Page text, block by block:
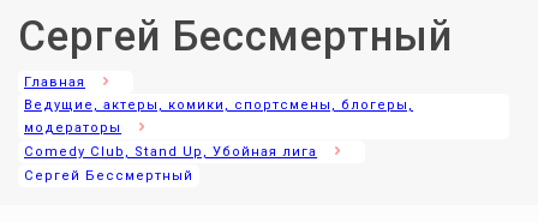
Сергей Бессмертный
Главная
Ведущие, актеры, комики, спортсмены, блогеры,
модераторы
Comedy Club, Stand Up, Убойная лига
Сергей Бессмертный